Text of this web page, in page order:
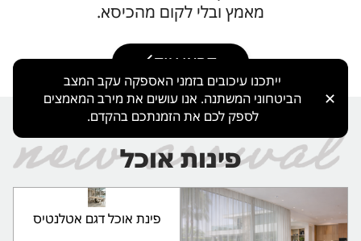
ייתכנו עיכובים בזמני האספקה עקב המצב
הביטחוני המשתנה. אנו עושים את מירב המאמצים
לספק לכם את הזמנתכם בהקדם.
✕
מאמץ ובלי לקום מהכיסא.
קראו עוד
פינות אוכל
פינת אוכל דגם אטלנטיס